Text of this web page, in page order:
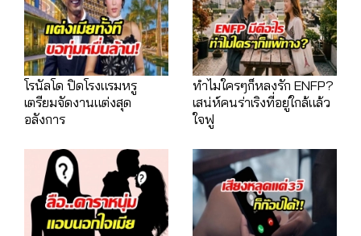
โรนัลโด ปิดโรงแรมหรู
เตรียมจัดงานแต่งสุด
อลังการ
ทำไมใครๆก็หลงรัก ENFP?
เสน่ห์คนร่าเริงที่อยู่ใกล้แล้ว
ใจฟู